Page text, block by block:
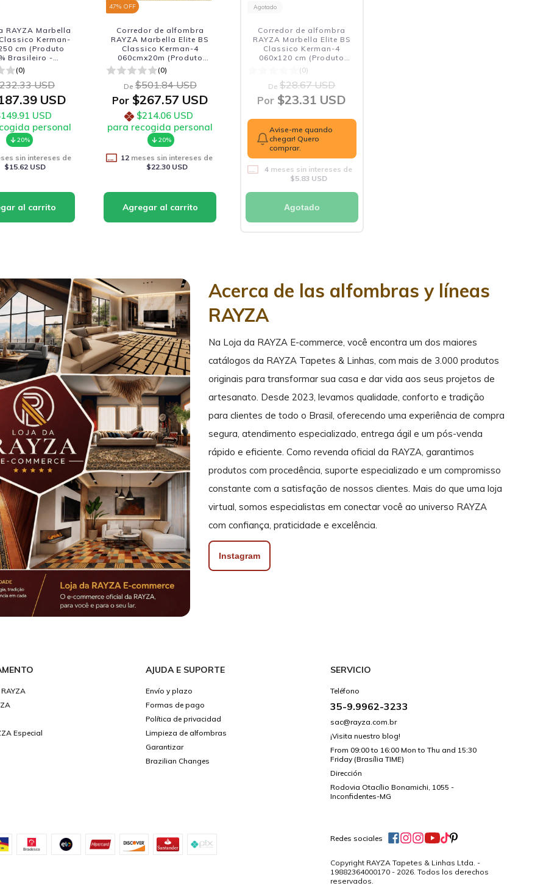
RAYZA Marbella
Kerman-
cm (Produto
Brasileiro -
Nacional)
(0)
USD
USD
USD
personal
20%
sin intereses de
$15.62 USD
47% OFF
Corredor de alfombra
RAYZA Marbella Elite BS
Classico Kerman-4
060cmx20m (Produto
100% Brasileiro -
Fabricacao Nacional)
(0)
De $501.84 USD
Por$267.57 USD
$214.06 USD
para recogida personal
20%
12 meses sin intereses de
$22.30 USD
Agotado
Corredor de alfombra
RAYZA Marbella Elite BS
Classico Kerman-4
060x120 cm (Produto
100% Brasileiro -
Fabricacao Nacional)
(0)
De $28.67 USD
Por $23.31 USD
Avise-me quando
chegar! Quero
comprar.
4 meses sin intereses de
$5.83 USD
Agotado
Acerca de las alfombras y líneas
RAYZA
Na Loja da RAYZA E-commerce, você encontra um dos maiores
catálogos da RAYZA Tapetes & Linhas, com mais de 3.000 produtos
originais para transformar sua casa e dar vida aos seus projetos de
artesanato. Desde 2023, levamos qualidade, conforto e tradição
para clientes de todo o Brasil, oferecendo uma experiência de compra
segura, atendimento especializado, entrega ágil e um pós-venda
rápido e eficiente. Como revenda oficial da RAYZA, garantimos
produtos com procedência, suporte especializado e um compromisso
constante com a satisfação de nossos clientes. Mais do que uma loja
virtual, somos especialistas em conectar você ao universo RAYZA
com confiança, praticidade e excelência.
Instagram
Especial
AJUDA E SUPORTE
Envío y plazo
Formas de pago
Política de privacidad
Limpieza de alfombras
Garantizar
Brazilian Changes
SERVICIO
Teléfono
35-9.9962-3233
sac@rayza.com.br
¡Visita nuestro blog!
From 09:00 to 16:00 Mon to Thu and 15:30
Friday (Brasília TIME)
Dirección
Rodovia Otacílio Bonamichi, 1055 -
Inconfidentes-MG
Redes sociales
Copyright RAYZA Tapetes & Linhas Ltda. -
19882364000170 - 2026. Todos los derechos
reservados.